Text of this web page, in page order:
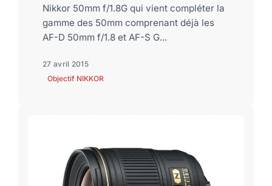
Nikkor 50mm f/1.8G qui vient compléter la
gamme des 50mm comprenant déjà les
AF-D 50mm f/1.8 et AF-S G...
27 avril 2015
Objectif NIKKOR